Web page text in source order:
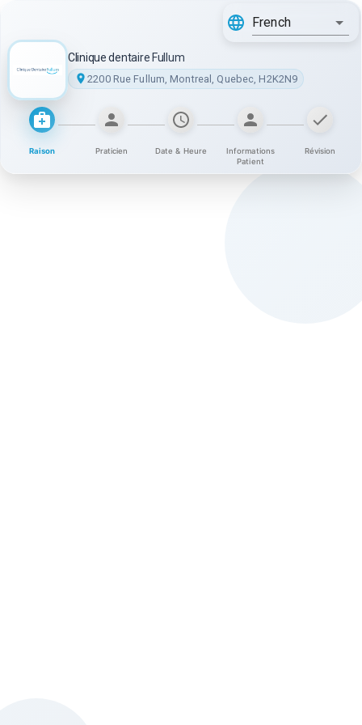
French
Clinique dentaire Fullum
2200 Rue Fullum, Montreal, Quebec, H2K2N9
Raison Praticien Date & Heure
Informations
Patient
Révision